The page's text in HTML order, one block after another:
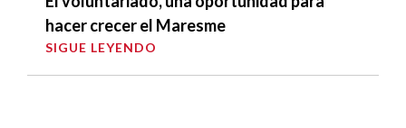
hacer crecer el Maresme
SIGUE LEYENDO